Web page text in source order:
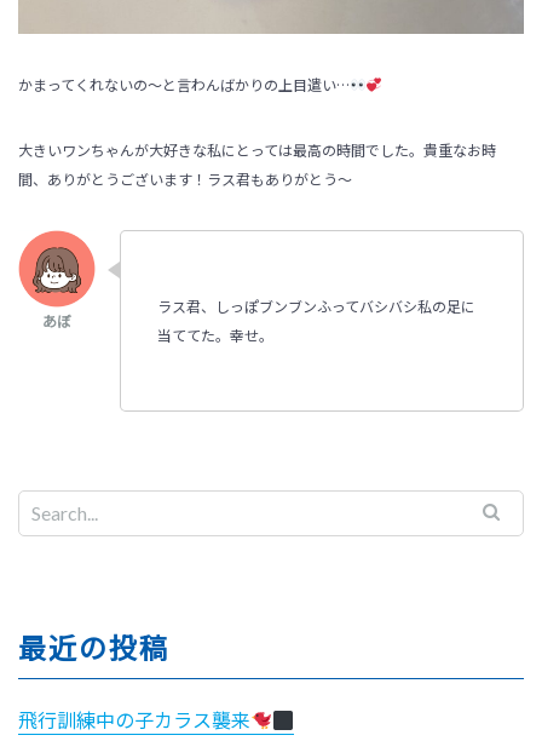
かまってくれないの～と言わんばかりの上目遣い…
大きいワンちゃんが大好きな私にとっては最高の時間でした。貴重なお時
間、ありがとうございます！ラス君もありがとう～
ラス君、しっぽブンブンふってバシバシ私の足に
当ててた。幸せ。
最近の投稿
飛行訓練中の子カラス襲来